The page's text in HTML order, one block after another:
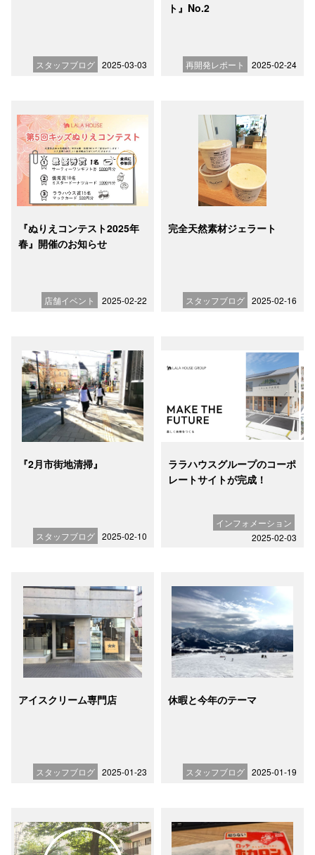
スタッフブログ 2025-03-03
ト』No.2
再開発レポート 2025-02-24
『ぬりえコンテスト2025年
春』開催のお知らせ
店舗イベント 2025-02-22
完全天然素材ジェラート
スタッフブログ 2025-02-16
『2月市街地清掃』
スタッフブログ 2025-02-10
ララハウスグループのコーポ
レートサイトが完成！
インフォメーション
2025-02-03
アイスクリーム専門店
スタッフブログ 2025-01-23
休暇と今年のテーマ
スタッフブログ 2025-01-19